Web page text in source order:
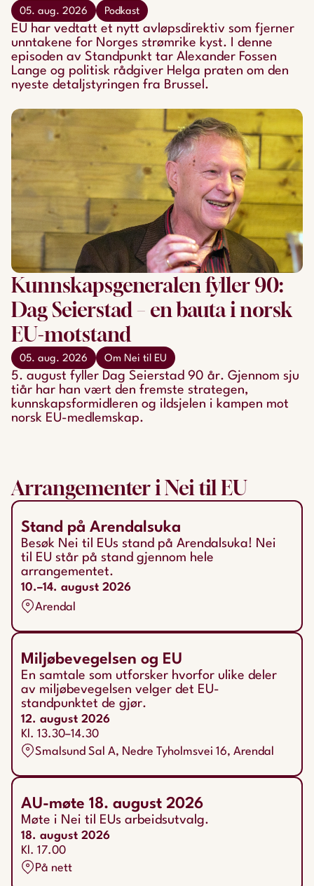
05. aug. 2026 Podkast
EU har vedtatt et nytt avløpsdirektiv som fjerner
unntakene for Norges strømrike kyst. I denne
episoden av Standpunkt tar Alexander Fossen
Lange og politisk rådgiver Helga praten om den
nyeste detaljstyringen fra Brussel.
Kunnskapsgeneralen fyller 90:
Dag Seierstad – en bauta i norsk
EU-motstand
05. aug. 2026 Om Nei til EU
5. august fyller Dag Seierstad 90 år. Gjennom sju
tiår har han vært den fremste strategen,
kunnskapsformidleren og ildsjelen i kampen mot
norsk EU-medlemskap.
Arrangementer i Nei til EU
Stand på Arendalsuka
Besøk Nei til EUs stand på Arendalsuka! Nei
til EU står på stand gjennom hele
arrangementet.
10.–14. august 2026
Arendal
Miljøbevegelsen og EU
En samtale som utforsker hvorfor ulike deler
av miljøbevegelsen velger det EU-
standpunktet de gjør.
12. august 2026
Kl. 13.30–14.30
Smalsund Sal A, Nedre Tyholmsvei 16, Arendal
AU-møte 18. august 2026
Møte i Nei til EUs arbeidsutvalg.
18. august 2026
Kl. 17.00
På nett